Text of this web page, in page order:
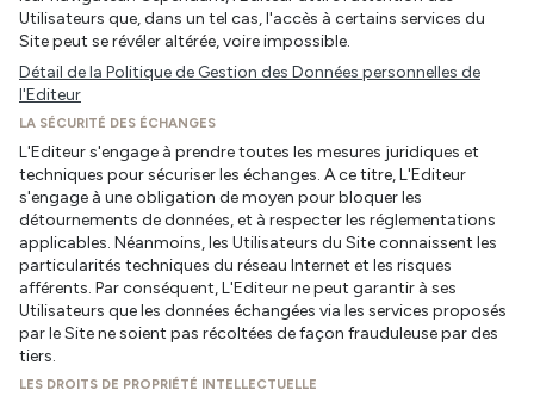
Utilisateurs que, dans un tel cas, l'accès à certains services du
Site peut se révéler altérée, voire impossible.
Détail de la Politique de Gestion des Données personnelles de
l'Editeur
LA SÉCURITÉ DES ÉCHANGES
L'Editeur s'engage à prendre toutes les mesures juridiques et
techniques pour sécuriser les échanges. A ce titre, L'Editeur
s'engage à une obligation de moyen pour bloquer les
détournements de données, et à respecter les réglementations
applicables. Néanmoins, les Utilisateurs du Site connaissent les
particularités techniques du réseau Internet et les risques
afférents. Par conséquent, L'Editeur ne peut garantir à ses
Utilisateurs que les données échangées via les services proposés
par le Site ne soient pas récoltées de façon frauduleuse par des
tiers.
LES DROITS DE PROPRIÉTÉ INTELLECTUELLE